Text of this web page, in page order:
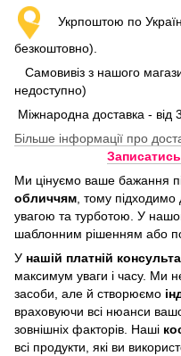
Укрпоштою по
безкоштовно).
Самовивіз з нашого
недоступно)
Міжнародна доставка - від
Більше інформації про
Ми цінуємо ваше бажання
обличчям , тому
увагою та турботою. У
шаблонним рішенням або
У нашій платній
максимум уваги і часу. Ми
засоби, але й створюємо
враховуючи всі нюанси
зовнішніх факторів. Наші
всі продукти, які ви